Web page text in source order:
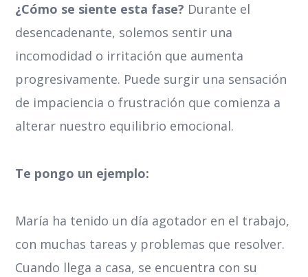
¿Cómo se siente esta fase? Durante el
desencadenante, solemos sentir una
incomodidad o irritación que aumenta
progresivamente. Puede surgir una sensación
de impaciencia o frustración que comienza a
alterar nuestro equilibrio emocional.
Te pongo un ejemplo:
María ha tenido un día agotador en el trabajo,
con muchas tareas y problemas que resolver.
Cuando llega a casa, se encuentra con su